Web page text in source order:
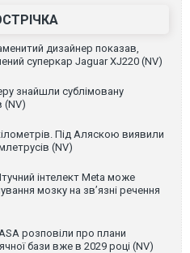
дизайнер показав,
суперкар Jaguar XJ220 (NV)
знайшли сублімовану
(NV)
Під Аляскою виявили
(NV)
інтелект Meta може
мозку на зв’язні речення
розповіли про плани
бази вже в 2029 році (NV)